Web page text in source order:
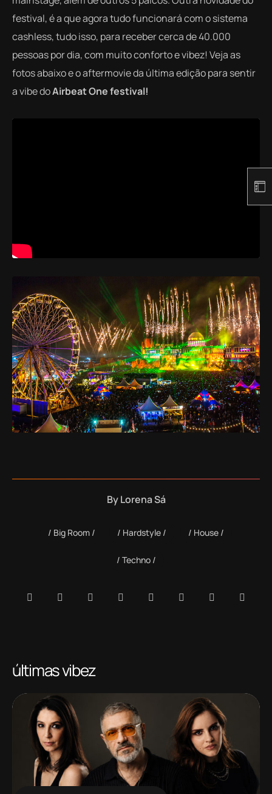
festival, é a que agora tudo funcionará com o sistema
cashless, tudo isso, para receber cerca de 40.000
pessoas por dia, com muito conforto e vibez! Veja as
fotos abaixo e o aftermovie da última edição para sentir
a vibe doAirbeat One festival!
ByLorena Sá
Big Room Hardstyle House
Techno
últimas vibez